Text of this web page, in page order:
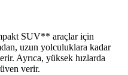
SUV** araçlar için
uzun yolculuklara kadar
Ayrıca, yüksek hızlarda
verir.